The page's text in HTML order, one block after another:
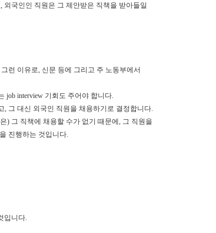
국인인 직원은 그 제안받은 직책을 받아들일
런 이유로, 신문 등에 그리고 주 노동부에서
job interview 기회도 주어야 합니다.
그 대신 외국인 직원을 채용하기로 결정합니다.
) 그 직책에 채용할 수가 없기 때문에, 그 직원을
진행하는 것입니다.
입니다.